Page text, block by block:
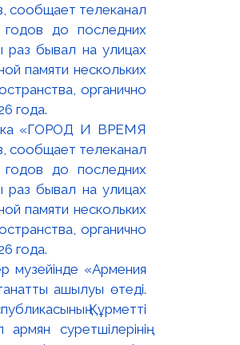
«ГОРОД И ВРЕМЯ
сообщает телеканал
до последних
бывал на улицах
памяти нескольких
органично
года.